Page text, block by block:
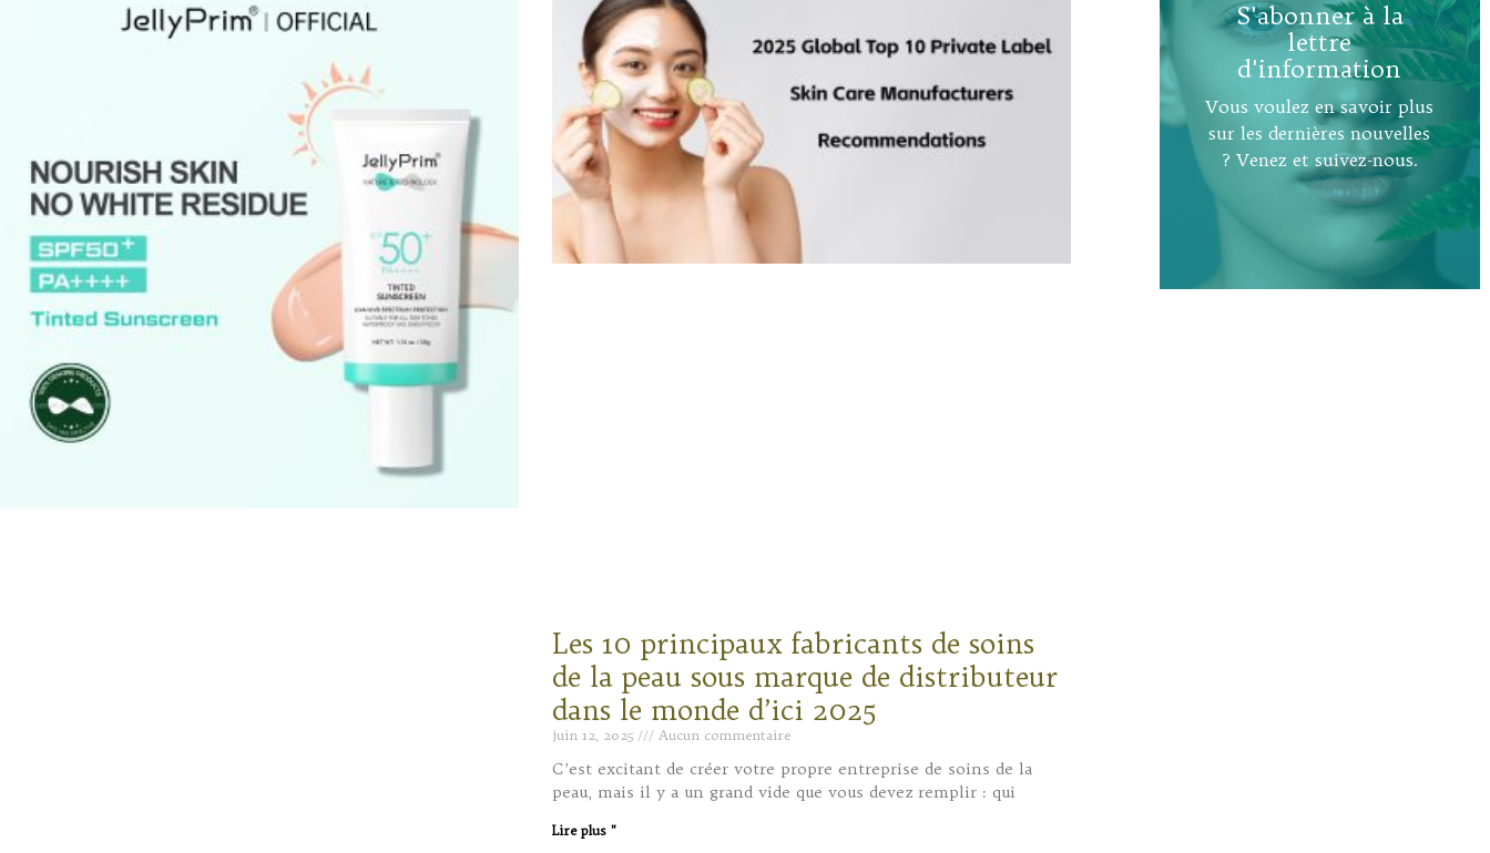
Les 10 principaux fabricants de soins
de la peau sous marque de distributeur
dans le monde d’ici 2025
juin 12, 2025 Aucun commentaire
C’est excitant de créer votre propre entreprise de soins de la
peau, mais il y a un grand vide que vous devez remplir : qui
Lire plus "
S'abonner à la
lettre
d'information
Vous voulez en savoir plus
sur les dernières nouvelles
? Venez et suivez-nous.